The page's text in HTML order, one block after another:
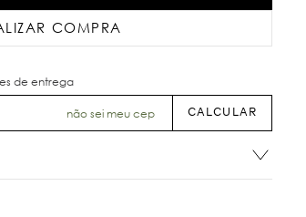
COMPRA
não sei meu cep